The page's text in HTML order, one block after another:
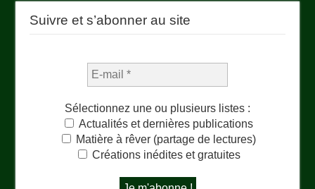
Suivre et s’abonner au site
Sélectionnez une ou plusieurs listes :
Actualités et dernières publications
Matière à rêver (partage de lectures)
Créations inédites et gratuites